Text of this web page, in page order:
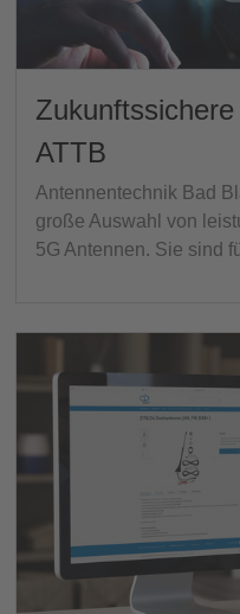
ATTB
Antennentechnik Bad
große Auswahl von
5G Antennen. Sie sind